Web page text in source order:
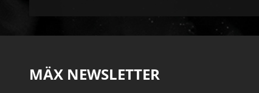
MÄX NEWSLETTER